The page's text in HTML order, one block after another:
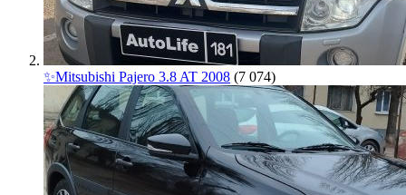
✨Mitsubishi Pajero 3.8 AT 2008 (7 074)